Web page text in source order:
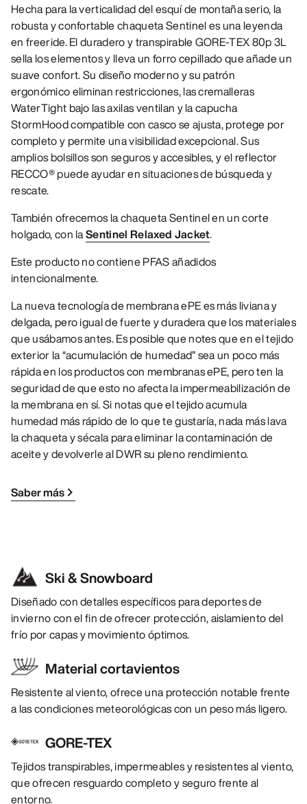
Hecha para la verticalidad del esquí de montaña serio, la
robusta y confortable chaqueta Sentinel es una leyenda
en freeride. El duradero y transpirable GORE-TEX 80p 3L
sella los elementos y lleva un forro cepillado que añade un
suave confort. Su diseño moderno y su patrón
ergonómico eliminan restricciones, las cremalleras
WaterTight bajo las axilas ventilan y la capucha
StormHood compatible con casco se ajusta, protege por
completo y permite una visibilidad excepcional. Sus
amplios bolsillos son seguros y accesibles, y el reflector
RECCO® puede ayudar en situaciones de búsqueda y
rescate.
También ofrecemos la chaqueta Sentinel en un corte
holgado, con laSentinel Relaxed Jacket.
Este producto no contiene PFAS añadidos
intencionalmente.
La nueva tecnología de membrana ePE es más liviana y
delgada, pero igual de fuerte y duradera que los materiales
que usábamos antes. Es posible que notes que en el tejido
exterior la “acumulación de humedad” sea un poco más
rápida en los productos con membranas ePE, pero ten la
seguridad de que esto no afecta la impermeabilización de
la membrana en sí. Si notas que el tejido acumula
humedad más rápido de lo que te gustaría, nada más lava
la chaqueta y sécala para eliminar la contaminación de
aceite y devolverle al DWR su pleno rendimiento.
Saber más
Ski & Snowboard
Diseñado con detalles específicos para deportes de
invierno con el fin de ofrecer protección, aislamiento del
frío por capas y movimiento óptimos.
Material cortavientos
Resistente al viento, ofrece una protección notable frente
a las condiciones meteorológicas con un peso más ligero.
GORE-TEX
Tejidos transpirables, impermeables y resistentes al viento,
que ofrecen resguardo completo y seguro frente al
entorno.